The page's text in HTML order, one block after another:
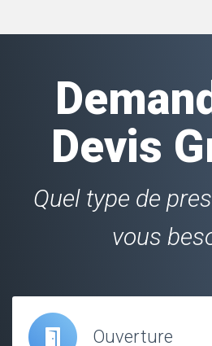
Devis
Quel type de
vous
Ouverture